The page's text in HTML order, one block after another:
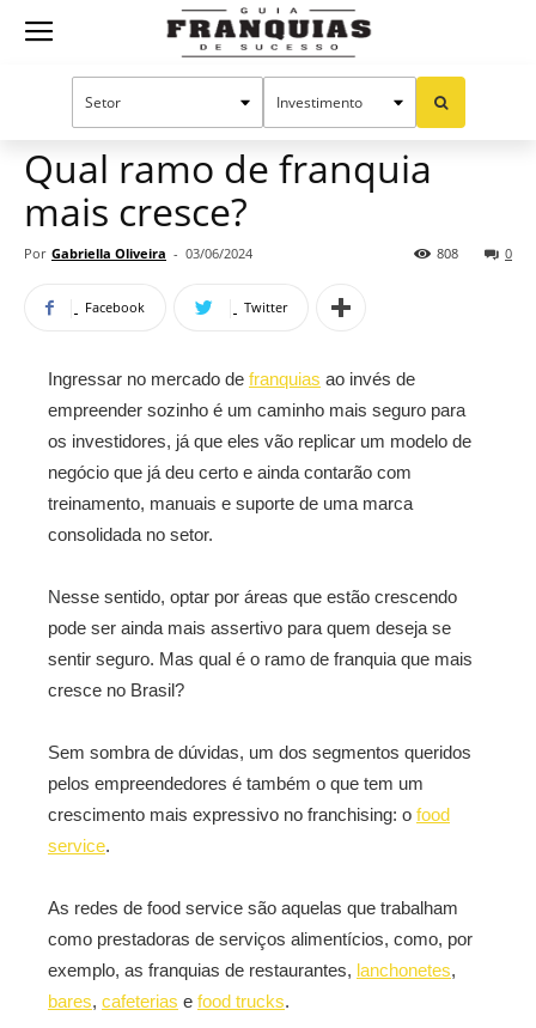
Guia
Oportunidades e tendências
Qual ramo de franquia
mais cresce?
Por Gabriella Oliveira - 03/06/2024 0
808
Facebook Twitter
Ingressar no mercado de franquias ao invés de
empreender sozinho é um caminho mais seguro para
os investidores, já que eles vão replicar um modelo de
negócio que já deu certo e ainda contarão com
treinamento, manuais e suporte de uma marca
consolidada no setor.
Nesse sentido, optar por áreas que estão crescendo
pode ser ainda mais assertivo para quem deseja se
sentir seguro. Mas qual é o ramo de franquia que mais
cresce no Brasil?
Sem sombra de dúvidas, um dos segmentos queridos
pelos empreendedores é também o que tem um
crescimento mais expressivo no franchising: o food
service.
As redes de food service são aquelas que trabalham
como prestadoras de serviços alimentícios, como, por
exemplo, as franquias de restaurantes, lanchonetes,
bares, cafeterias e food trucks.